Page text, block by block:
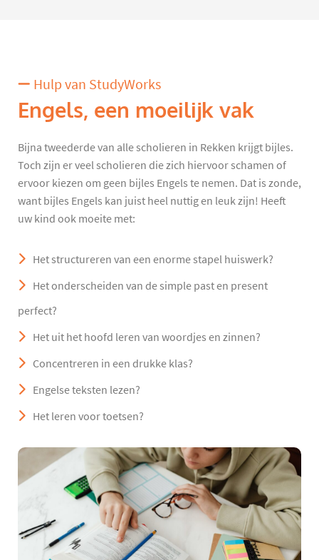
Hulp van StudyWorks
Engels, een moeilijk vak
Bijna tweederde van alle scholieren in Rekken krijgt bijles.
Toch zijn er veel scholieren die zich hiervoor schamen of
ervoor kiezen om geen bijles Engels te nemen. Dat is zonde,
want bijles Engels kan juist heel nuttig en leuk zijn! Heeft
uw kind ook moeite met:
Het structureren van een enorme stapel huiswerk?
Het onderscheiden van de simple past en present
perfect?
Het uit het hoofd leren van woordjes en zinnen?
Concentreren in een drukke klas?
Engelse teksten lezen?
Het leren voor toetsen?